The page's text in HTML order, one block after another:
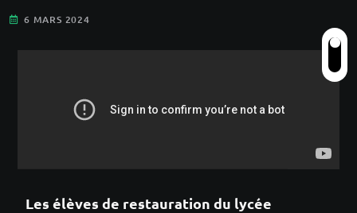
6 MARS 2024
Les élèves de restauration du lycée